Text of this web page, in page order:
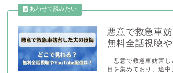
悪意で救急車
無料全話視聴
「悪意で救急車妨害
目を集めており、途